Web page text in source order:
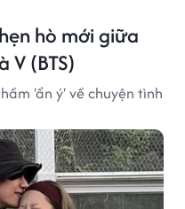
hò mới giữa
V (BTS)
'ẩn ý' về chuyện tình